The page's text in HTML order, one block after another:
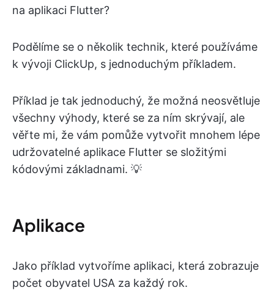
na aplikaci Flutter?
Podělíme se o několik technik, které používáme
k vývoji ClickUp, s jednoduchým příkladem.
Příklad je tak jednoduchý, že možná neosvětluje
všechny výhody, které se za ním skrývají, ale
věřte mi, že vám pomůže vytvořit mnohem lépe
udržovatelné aplikace Flutter se složitými
kódovými základnami. 💡
Aplikace
Jako příklad vytvoříme aplikaci, která zobrazuje
počet obyvatel USA za každý rok.